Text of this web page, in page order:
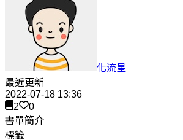
化流星
最近更新
2022-07-18 13:36
2
0
書單簡介
標籤